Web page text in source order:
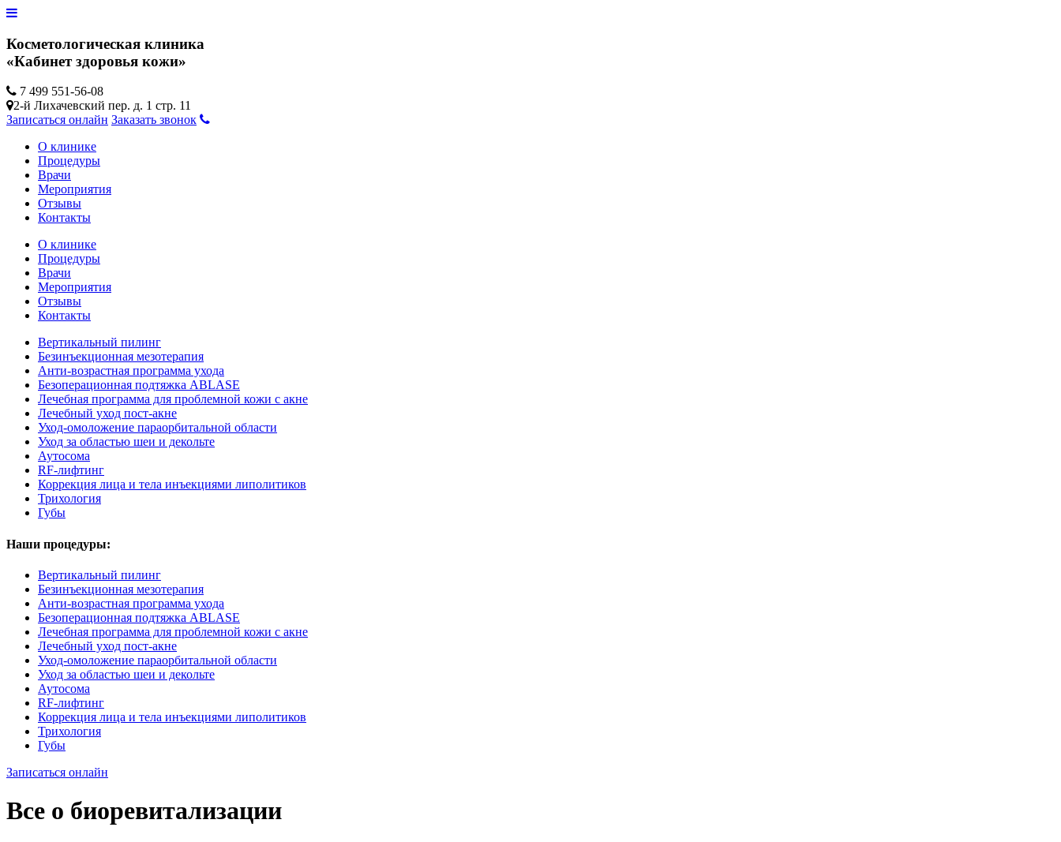
Косметологическая клиника
«Кабинет здоровья кожи»
7 499 551-56-08
2-й Лихачевский пер. д. 1 стр. 11
Записаться онлайн Заказать звонок
О клинике
Процедуры
Врачи
Мероприятия
Отзывы
Контакты
О клинике
Процедуры
Врачи
Мероприятия
Отзывы
Контакты
Вертикальный пилинг
Безинъекционная мезотерапия
Анти-возрастная программа ухода
Безоперационная подтяжка ABLASE
Лечебная программа для проблемной кожи с акне
Лечебный уход пост-акне
Уход-омоложение параорбитальной области
Уход за областью шеи и декольте
Аутосома
RF-лифтинг
Коррекция лица и тела инъекциями липолитиков
Трихология
Губы
Наши процедуры:
Вертикальный пилинг
Безинъекционная мезотерапия
Анти-возрастная программа ухода
Безоперационная подтяжка ABLASE
Лечебная программа для проблемной кожи с акне
Лечебный уход пост-акне
Уход-омоложение параорбитальной области
Уход за областью шеи и декольте
Аутосома
RF-лифтинг
Коррекция лица и тела инъекциями липолитиков
Трихология
Губы
Записаться онлайн
Все о биоревитализации